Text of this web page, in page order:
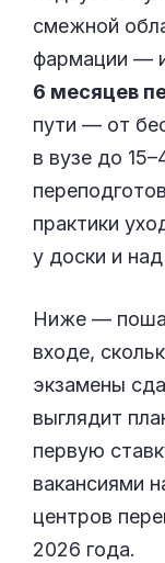
смежной
фармации —
6 месяцев
пути — от
в вузе до
практики
у доски и
Ниже —
входе,
экзамены
выглядит
первую
вакансиями
центров
2026 года.